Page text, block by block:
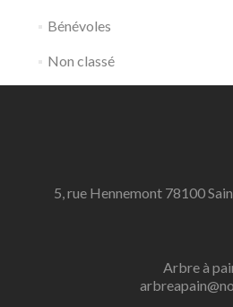
Bénévoles
Non classé
5, rue Hennemont 78100
Arbre à